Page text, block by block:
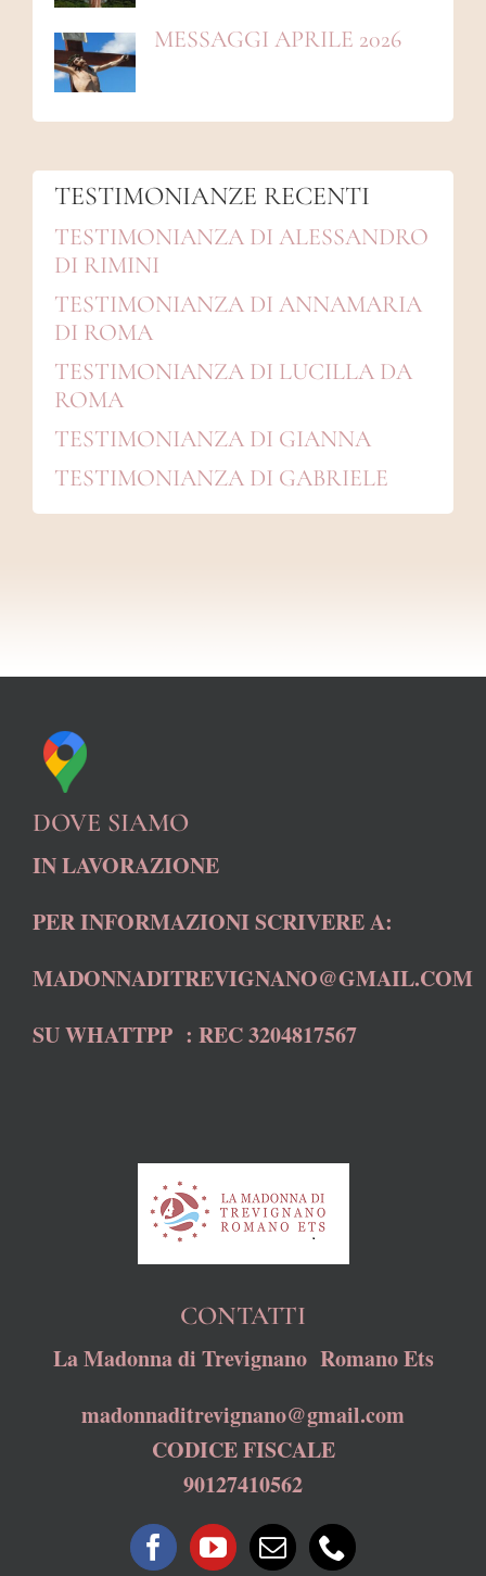
MESSAGGI APRILE 2026
TESTIMONIANZE RECENTI
TESTIMONIANZA DI ALESSANDRO
DI RIMINI
TESTIMONIANZA DI ANNAMARIA
DI ROMA
TESTIMONIANZA DI LUCILLA DA
ROMA
TESTIMONIANZA DI GIANNA
TESTIMONIANZA DI GABRIELE
DOVE SIAMO
IN LAVORAZIONE
PER INFORMAZIONI SCRIVERE A:
MADONNADITREVIGNANO@GMAIL.COM
SU WHATTPP : REC 3204817567
CONTATTI
La Madonna di Trevignano Romano Ets
madonnaditrevignano@gmail.com
CODICE FISCALE
90127410562